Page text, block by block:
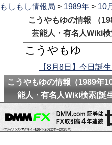
もしもし情報局 > 1989年 > 10
こうやもゆの情報 （
芸能人・有名人Wiki検
【8月8日】今日誕
こうやもゆの情報（1989年
能人・有名人Wiki検索[誕